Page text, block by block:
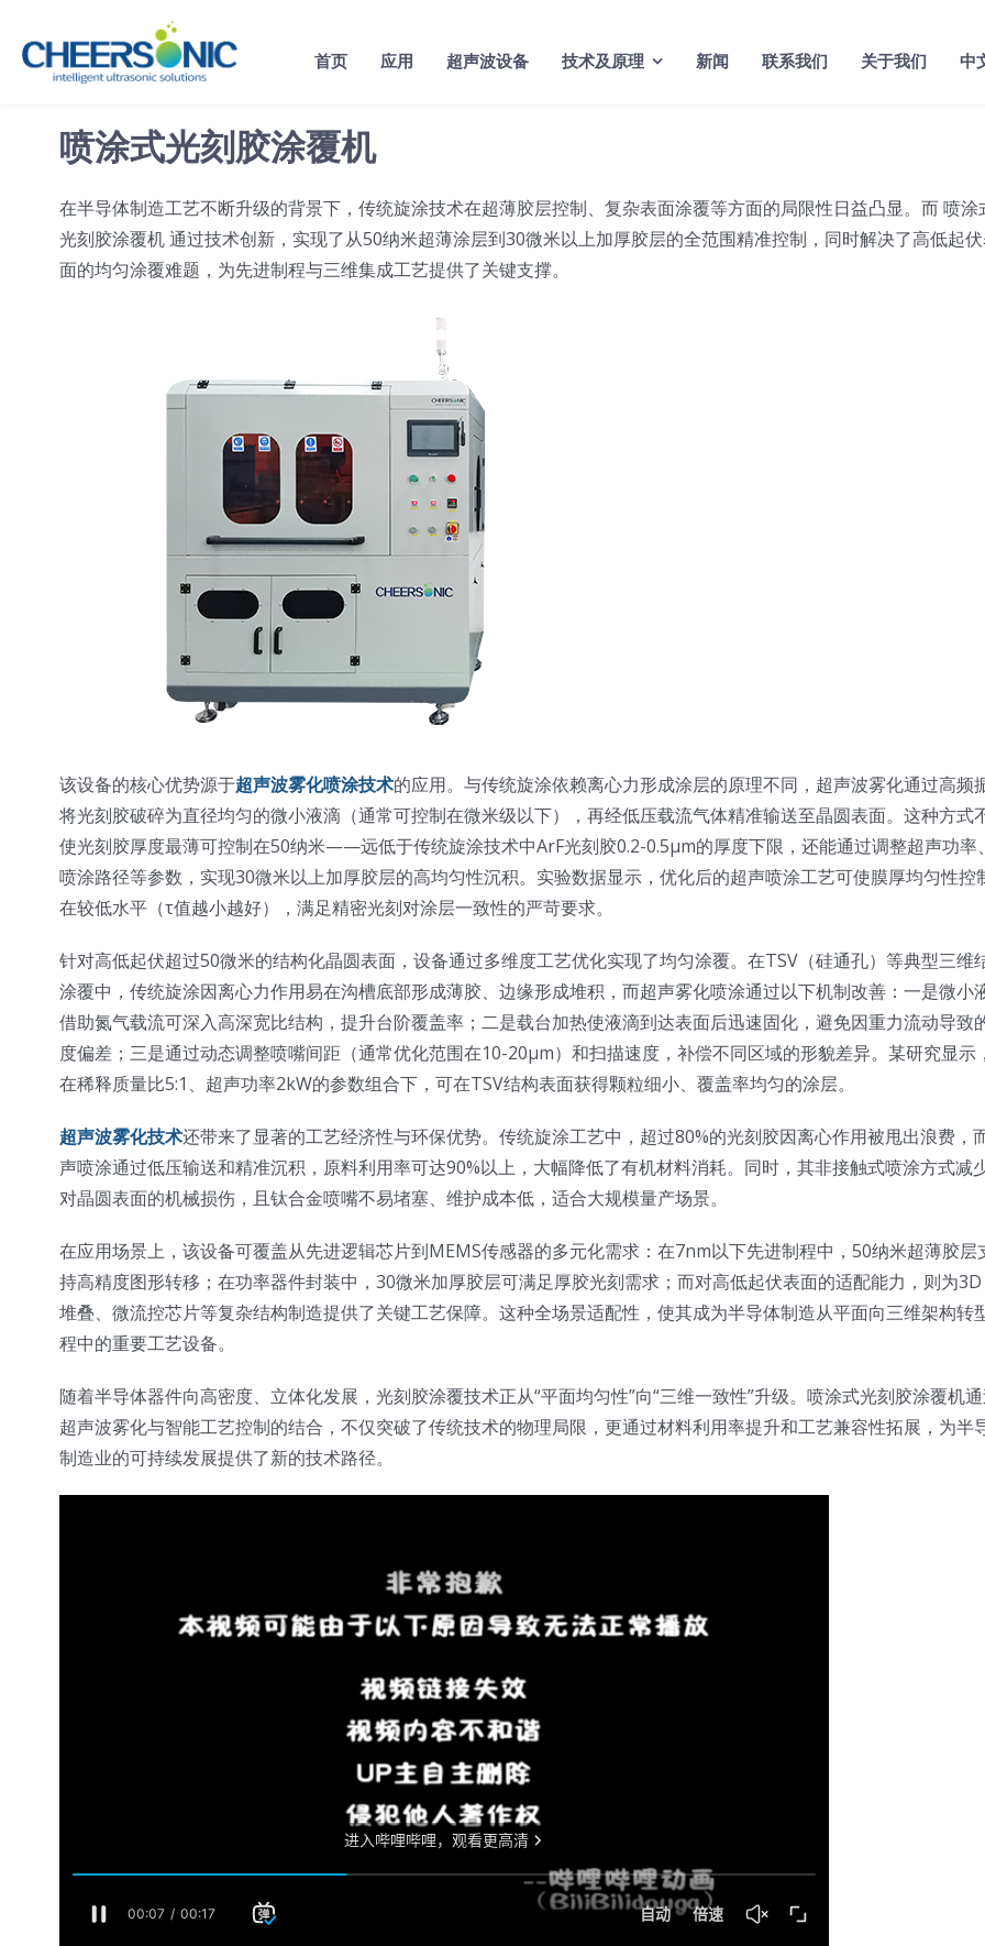
content
首页 应用 超声波设备 技术及原理 新闻 联系我们 关于我们 中
喷涂式光刻胶涂覆机
在半导体制造工艺不断升级的背景下，传统旋涂技术在超薄胶层控制、复杂表面涂覆等方面的局限性日益凸显。而 喷涂
光刻胶涂覆机 通过技术创新，实现了从50纳米超薄涂层到30微米以上加厚胶层的全范围精准控制，同时解决了高低起
面的均匀涂覆难题，为先进制程与三维集成工艺提供了关键支撑。
该设备的核心优势源于超声波雾化喷涂技术的应用。与传统旋涂依赖离心力形成涂层的原理不同，超声波雾化通过高频
将光刻胶破碎为直径均匀的微小液滴（通常可控制在微米级以下），再经低压载流气体精准输送至晶圆表面。这种方式
使光刻胶厚度最薄可控制在50纳米——远低于传统旋涂技术中ArF光刻胶0.2-0.5μm的厚度下限，还能通过调整超声功率、
喷涂路径等参数，实现30微米以上加厚胶层的高均匀性沉积。实验数据显示，优化后的超声喷涂工艺可使膜厚均匀性控
在较低水平（τ值越小越好），满足精密光刻对涂层一致性的严苛要求。
针对高低起伏超过50微米的结构化晶圆表面，设备通过多维度工艺优化实现了均匀涂覆。在TSV（硅通孔）等典型三维
涂覆中，传统旋涂因离心力作用易在沟槽底部形成薄胶、边缘形成堆积，而超声雾化喷涂通过以下机制改善：一是微小
借助氮气载流可深入高深宽比结构，提升台阶覆盖率；二是载台加热使液滴到达表面后迅速固化，避免因重力流动导致
度偏差；三是通过动态调整喷嘴间距（通常优化范围在10-20μm）和扫描速度，补偿不同区域的形貌差异。某研究显示，
在稀释质量比5:1、超声功率2kW的参数组合下，可在TSV结构表面获得颗粒细小、覆盖率均匀的涂层。
超声波雾化技术还带来了显著的工艺经济性与环保优势。传统旋涂工艺中，超过80%的光刻胶因离心作用被甩出浪费，
声喷涂通过低压输送和精准沉积，原料利用率可达90%以上，大幅降低了有机材料消耗。同时，其非接触式喷涂方式减
对晶圆表面的机械损伤，且钛合金喷嘴不易堵塞、维护成本低，适合大规模量产场景。
在应用场景上，该设备可覆盖从先进逻辑芯片到MEMS传感器的多元化需求：在7nm以下先进制程中，50纳米超薄胶层
持高精度图形转移；在功率器件封装中，30微米加厚胶层可满足厚胶光刻需求；而对高低起伏表面的适配能力，则为3D
堆叠、微流控芯片等复杂结构制造提供了关键工艺保障。这种全场景适配性，使其成为半导体制造从平面向三维架构转
程中的重要工艺设备。
随着半导体器件向高密度、立体化发展，光刻胶涂覆技术正从“平面均匀性”向“三维一致性”升级。喷涂式光刻胶涂覆机
超声波雾化与智能工艺控制的结合，不仅突破了传统技术的物理局限，更通过材料利用率提升和工艺兼容性拓展，为半
制造业的可持续发展提供了新的技术路径。